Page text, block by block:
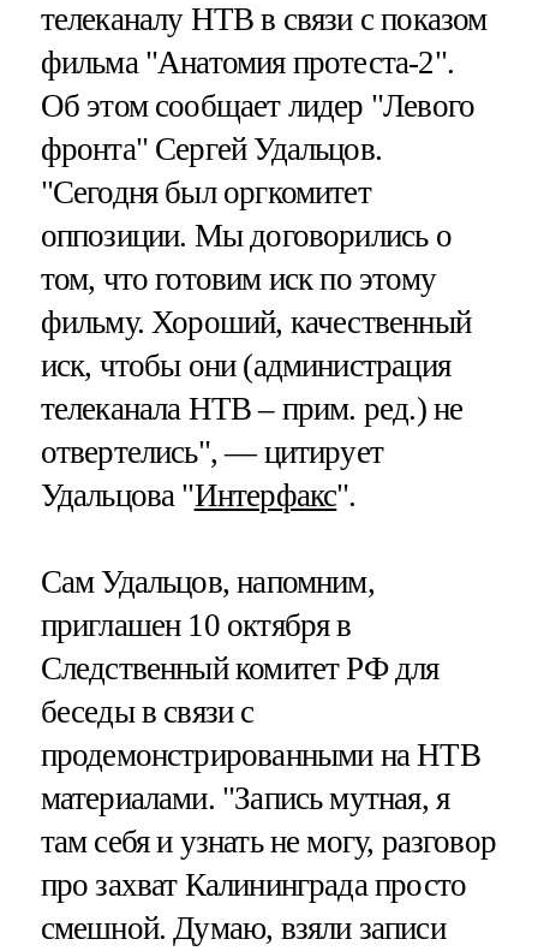
телеканалу НТВ в связи с показом
фильма "Анатомия протеста-2".
Об этом сообщает лидер "Левого
фронта" Сергей Удальцов.
"Сегодня был оргкомитет
оппозиции. Мы договорились о
том, что готовим иск по этому
фильму. Хороший, качественный
иск, чтобы они (администрация
телеканала НТВ – прим. ред.) не
отвертелись", — цитирует
Удальцова "Интерфакс".
Сам Удальцов, напомним,
приглашен 10 октября в
Следственный комитет РФ для
беседы в связи с
продемонстрированными на НТВ
материалами. "Запись мутная, я
там себя и узнать не могу, разговор
про захват Калининграда просто
смешной. Думаю, взяли записи